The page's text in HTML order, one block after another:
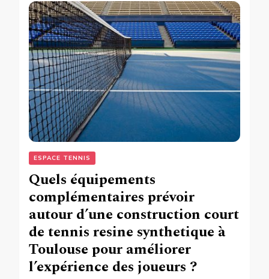
ESPACE TENNIS
Quels équipements
complémentaires prévoir
autour d’une construction court
de tennis resine synthetique à
Toulouse pour améliorer
l’expérience des joueurs ?